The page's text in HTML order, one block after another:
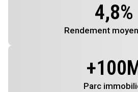
4,8%
Rendement
+100
Parc